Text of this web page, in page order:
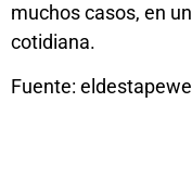
muchos casos, en
cotidiana.
Fuente: